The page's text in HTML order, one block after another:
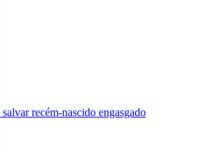
recém-nascido engasgado